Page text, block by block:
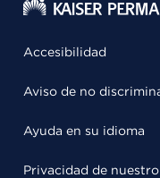
Accesibilidad
Aviso de no
Ayuda en su idioma
Privacidad de